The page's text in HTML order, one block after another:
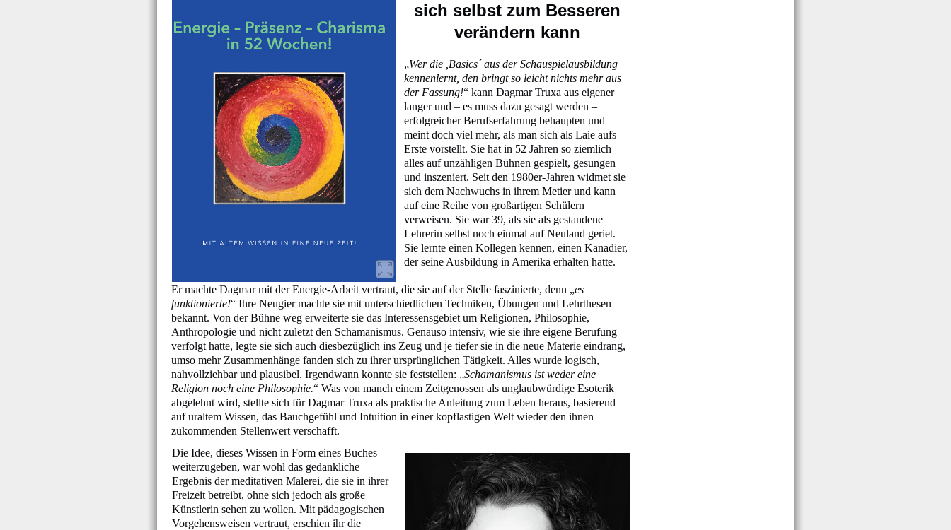
sich selbst zum Besseren
verändern kann
„Wer die ,Basics´ aus der Schauspielausbildung
kennenlernt, den bringt so leicht nichts mehr aus
der Fassung!“ kann Dagmar Truxa aus eigener
langer und – es muss dazu gesagt werden –
erfolgreicher Berufserfahrung behaupten und
meint doch viel mehr, als man sich als Laie aufs
Erste vorstellt. Sie hat in 52 Jahren so ziemlich
alles auf unzähligen Bühnen gespielt, gesungen
und inszeniert. Seit den 1980er-Jahren widmet sie
sich dem Nachwuchs in ihrem Metier und kann
auf eine Reihe von großartigen Schülern
verweisen. Sie war 39, als sie als gestandene
Lehrerin selbst noch einmal auf Neuland geriet.
Sie lernte einen Kollegen kennen, einen Kanadier,
der seine Ausbildung in Amerika erhalten hatte.
Er machte Dagmar mit der Energie-Arbeit vertraut, die sie auf der Stelle faszinierte, denn „es
funktionierte!“ Ihre Neugier machte sie mit unterschiedlichen Techniken, Übungen und Lehrthesen
bekannt. Von der Bühne weg erweiterte sie das Interessensgebiet um Religionen, Philosophie,
Anthropologie und nicht zuletzt den Schamanismus. Genauso intensiv, wie sie ihre eigene Berufung
verfolgt hatte, legte sie sich auch diesbezüglich ins Zeug und je tiefer sie in die neue Materie eindrang,
umso mehr Zusammenhänge fanden sich zu ihrer ursprünglichen Tätigkeit. Alles wurde logisch,
nahvollziehbar und plausibel. Irgendwann konnte sie feststellen: „Schamanismus ist weder eine
Religion noch eine Philosophie.“ Was von manch einem Zeitgenossen als unglaubwürdige Esoterik
abgelehnt wird, stellte sich für Dagmar Truxa als praktische Anleitung zum Leben heraus, basierend
auf uraltem Wissen, das Bauchgefühl und Intuition in einer kopflastigen Welt wieder den ihnen
zukommenden Stellenwert verschafft.
Die Idee, dieses Wissen in Form eines Buches
weiterzugeben, war wohl das gedankliche
Ergebnis der meditativen Malerei, die sie in ihrer
Freizeit betreibt, ohne sich jedoch als große
Künstlerin sehen zu wollen. Mit pädagogischen
Vorgehensweisen vertraut, erschien ihr die